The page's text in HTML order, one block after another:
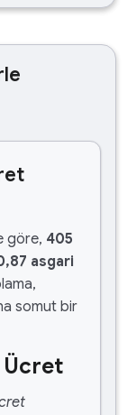
göre, 405
asgari
somut bir
Ücret